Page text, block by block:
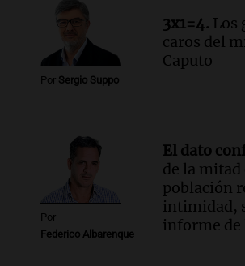
Una mañana para todos
Episodios
Audio.Chile planteó
conectividad fronteriza,
con Jujuy
Por Sergio Suppo
3x1=4. Los
caros del
Caputo
Por
Federico Albarenque
El dato
de la mitad
población
intimidad,
informe de